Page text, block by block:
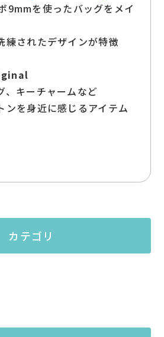
9mmを使ったバッグをメイ
練されたデザインが特徴
、キーチャームなど
ンを身近に感じるアイテム
カテゴリ